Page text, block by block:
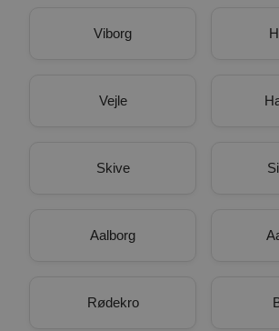
Viborg
Vejle
Skive
Aalborg
Rødekro